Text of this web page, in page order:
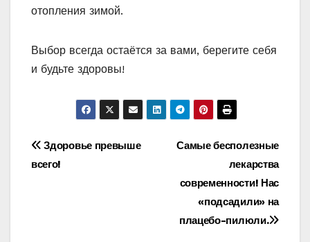
отопления зимой.
Выбор всегда остаётся за вами, берегите себя
и будьте здоровы!
Навигация
Самые бесполезные
лекарства
современности! Нас
«подсадили» на
плацебо-пилюли.
Здоровье превыше
всего!